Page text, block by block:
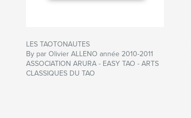
LES TAOTONAUTES
By par Olivier ALLENO année 2010-2011
ASSOCIATION ARURA - EASY TAO - ARTS
CLASSIQUES DU TAO